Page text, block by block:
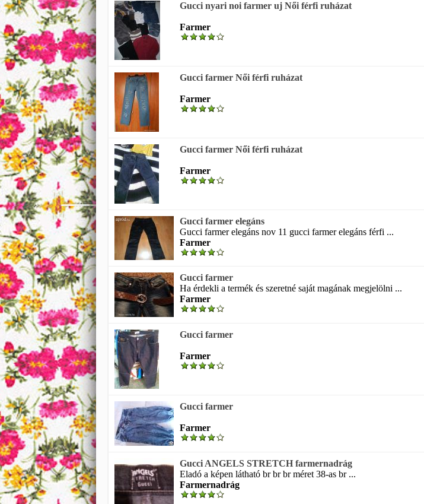
Gucci nyari noi farmer uj Női férfi ruházat
Farmer
Gucci farmer Női férfi ruházat
Farmer
Gucci farmer Női férfi ruházat
Farmer
Gucci farmer elegáns
Gucci farmer elegáns nov 11 gucci farmer elegáns férfi ...
Farmer
Gucci farmer
Ha érdekli a termék és szeretné saját magának megjelölni ...
Farmer
Gucci farmer
Farmer
Gucci farmer
Farmer
Gucci ANGELS STRETCH farmernadrág
Eladó a képen látható br br br méret 38-as br ...
Farmernadrág